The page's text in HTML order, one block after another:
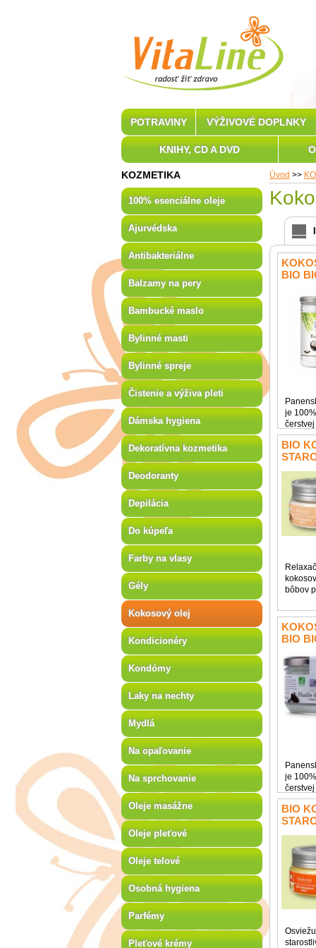
Úvod >>
BIO
je
BIO
BIO
južných
BIO
bôbov
vrátane
BIO
je
BIO
BIO
južných
BIO
KOZMETIKA
100% esenciálne oleje
Ajurvédska
Antibakteriálne
Balzamy na pery
Bambucké maslo
Bylinné masti
Bylinné spreje
Čistenie a výživa pleti
Dámska hygiena
Dekoratívna kozmetika
Deodoranty
Depilácia
Do kúpeľa
Farby na vlasy
Gély
Kokosový olej
Kondicionéry
Kondómy
Laky na nechty
Mydlá
Na opaľovanie
Na sprchovanie
Oleje masážne
Oleje pleťové
Oleje telové
Osobná hygiena
Parfémy
Pleťové krémy
POTRAVINY VÝŽIVOVÉ DOPLNKY
KNIHY, CD A DVD